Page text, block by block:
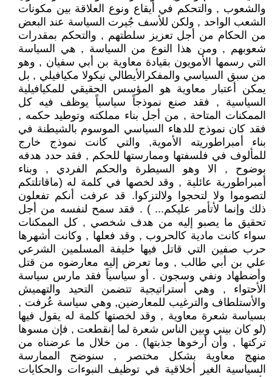
والشعوب , والتحكم في أيقاع ونوع العلاقة بين مكونات
الشعب الواحد , ولكن للأسف جُيرت السياسة عند البعض
من الحكام من أجل تعزيز سلطتهم , والتحكم بمقدرات
شعوبهم , ومن هذا النوع من السياسة , هي السياسة
التي رسمها الأمويون بقيادة معاوية بن أبي سفيان , وهو
من سبق السياسي والمفكرالأيطالي نيكولا مكيافيلي , بل
يمكن أعتبار معاوية هو المؤسس الحقيقي للمكيافيلية
السياسية , فقد صنع نموذجاً سياسياً يوظف فيه كل
الممكنات المتاحة , من أجل بناء مملكته وتوطيد حكمه ,
فقد كان نموذج للدهاء السياسي الموسوم بالشيطنة في
بناء أمبراطوريته الأموية, والتي كانت نموذج خارج
للمألوف في فلسفتها وممارستها للحكم , فقد حدد هدفه
بوضوح , الا وهو السيطرة والحكم الفردي , وبناء
أمبراطورية عائلية , وقد لخصها في كلمة له (ماقاتلتكم
لتصوموا ولا لتحجوا ولالتزكوا. قد عرفت أنكم تفعلون
ذلك وإنما لأتأمر عليكم... ) . فقد سمح لنفسه من أجل
تحقيق ما يصبو إليه من هدف شخصي , كل الممكنات
سواء كانت مادية كالحروب , وقد فعلها , وكانت أشهرها
حرب صفين التي قاتل فيها خليفة المسلمين الشرعي
علي بن أبي طالب , وما تعرض إليه معارضوه من قتل
وأضطهاد ونفي وسجون . أو سياسياً فقد مارس سياسة
الأحتواء , وهي أستراتيجية تتضمن التحيد والتهميش
والأستلطاف والترغيب للمعارضين, وهي سياسة عُرفت ,
بسياسة شعرة معاوية , وقد لخصتها كلمة له يقول فيها
(لو كان بيني وبين الناس شعرة لما إنقطعت , فإن مسوها
تركتها , وأن أرخوها جذبتها) . من خلال ما عرضناه من
منهج معاوية بشكل مختصر , سنوضح الممارسة
السياسية الغير أخلاقية في توظيف النبوءات والحكايات